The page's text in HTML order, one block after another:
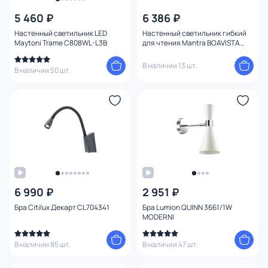
5 460 ₽
Настенный светильник LED
Maytoni Trame C808WL-L3B
В наличии 50 шт.
6 386 ₽
Настенный светильник гибкий
для чтения Mantra BOAVISTA
В наличии 13 шт.
6 990 ₽
Бра Citilux Декарт CL704341
В наличии 85 шт.
2 951 ₽
Бра Lumion QUINN 3661/1W
MODERNI
В наличии 47 шт.
Количество ламп
Вид лампы
Цоколь
Тип помещения
Назначение
Форма плафона